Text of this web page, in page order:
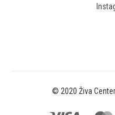
© 2020 Živa